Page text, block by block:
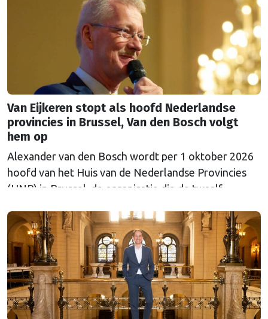
Haagse politiek?
Van Eijkeren stopt als hoofd Nederlandse
provincies in Brussel, Van den Bosch volgt
hem op
Alexander van den Bosch wordt per 1 oktober 2026
hoofd van het Huis van de Nederlandse Provincies
(HNP) in Brussel, de organisatie die de twaalf
Europese Unie. Hij volgt zijn voorganger Rob van
Eijkeren op, die na achttien jaar vertrekt. Voorzitter
van het HNP Arthur van Dijk noemt de wisseling …
Continued